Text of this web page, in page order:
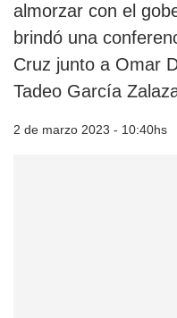
almorzar con el
brindó una
Cruz junto a Omar
Tadeo García
2 de marzo 2023 - 10:40hs